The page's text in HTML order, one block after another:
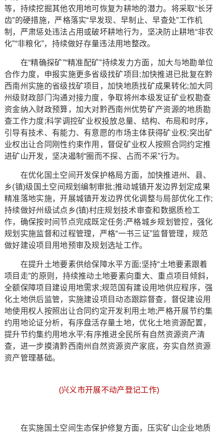
等，持续挖掘其他农用地可恢复为耕地的潜力。将采取“长牙
齿”的硬措施，严格落实“早发现、早制止、早查处”工作机
制，严肃惩处违法占用或破坏耕地行为，坚决防止耕地“非农
化”“非粮化”，持续做好存量违法用地整改。
在“精确探矿”“精准配矿”持续发力方面，加大与地勘单位
合作力度，申报实施更多省级找矿项目;加快推进已批复在黔
西南州实施的省级找矿项目，加快地质找矿成果转化;加大同
州级财政部门沟通对接力度，争取将州本级发证矿业权勘查
资金纳入财政预算，加大对黔西南州优势矿产资源的地质勘
查工作力度;科学调控矿业权投放总量、结构、布局和时序，
引导有技术、有能力、有意愿的市场主体获得矿业权;突出矿
业权出让合同刚性约束作用，督促矿业权人按照合同约定推
进矿山开发，坚决遏制“圈而不探、占而不采”行为。
在优化国土空间开发保护格局方面，加快推进州、县、
乡(镇)级国土空间规划编制审批;推动城镇开发边界划定成果
精准落地实施，开展城镇开发边界优化调整与局部优化工作;
持续做好州级试点乡(镇)村庄规划技术审查和数据质检工
作，确保按时间节点完成既定任务;严格城乡规划管控，强化
规划实施监督和过程管理，严格“一书三证”监督管理，规范
做好建设项目用地预审及规划选址工作。
在提升土地要素供给保障水平方面;坚持“土地要素跟着
项目走”的原则，持续推动土地要素向重大、重点项目倾斜，
全额保障项目建设用地需求;规范国有建设用地供应程序，强
化土地供后监管，实施建设项目动态跟踪督查，督促建设用
地使用权人按照出让合同约定开发利用土地;严格开展节约集
约用地论证分析，有序盘活存量土地，优化土地资源配置，
提升节约集约用地水平;有序推进全民所有自然资源资产清
查，进一步摸清黔西南州自然资源资产家底，夯实自然资源
资产管理基础。
(兴义市开展不动产登记工作)
在实施国土空间生态保护修复方面，压实矿山企业地质